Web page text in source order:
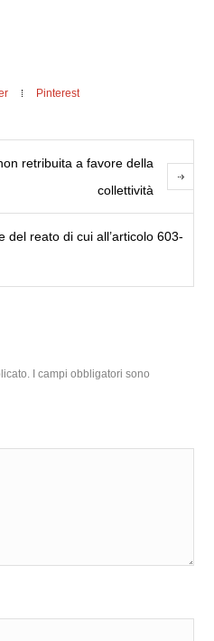
Pinterest
retribuita a favore della
collettività
del reato di cui all’articolo 603-
I campi obbligatori sono